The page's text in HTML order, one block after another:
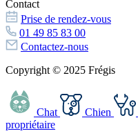
Contact
Prise de rendez-vous
01 49 85 83 00
Contactez-nous
Copyright © 2025 Frégis
Chat Chien
propriétaire